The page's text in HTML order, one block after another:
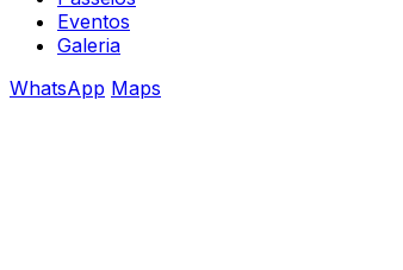
Eventos
Galeria
WhatsApp Maps